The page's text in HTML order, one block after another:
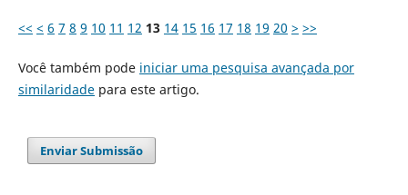
<< < 6 7 8 9 10 11 12 13 14 15 16 17 18 19 20 > >>
Você também pode iniciar uma pesquisa avançada por
similaridadepara este artigo.
Enviar Submissão